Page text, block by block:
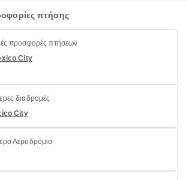
πτήσης
προσφορές πτήσεων
City
διαδρομές
City
Αεροδρόμιο